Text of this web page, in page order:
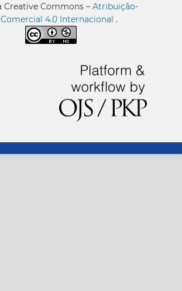
Creative Commons – Atribuição-
4.0 Internacional .